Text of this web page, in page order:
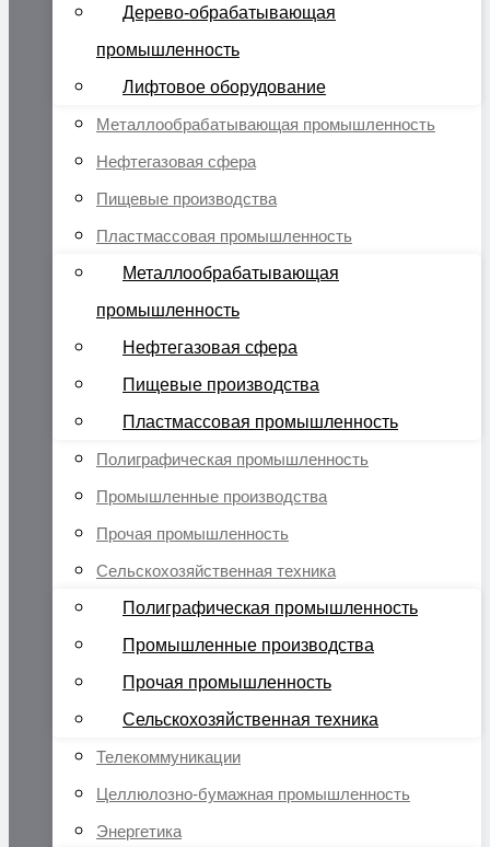
Дерево-обрабатывающая
промышленность
Лифтовое оборудование
Металлообрабатывающая промышленность
Нефтегазовая сфера
Пищевые производства
Пластмассовая промышленность
Металлообрабатывающая
промышленность
Нефтегазовая сфера
Пищевые производства
Пластмассовая промышленность
Полиграфическая промышленность
Промышленные производства
Прочая промышленность
Сельскохозяйственная техника
Полиграфическая промышленность
Промышленные производства
Прочая промышленность
Сельскохозяйственная техника
Телекоммуникации
Целлюлозно-бумажная промышленность
Энергетика